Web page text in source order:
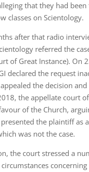
that they had
classes on Scientology.
after that radio
referred the
of Great Instance). On
declared the request
the decision
the appellate court
of the Church,
presented the plaintiff as
was not the case.
the court stressed a
concerning